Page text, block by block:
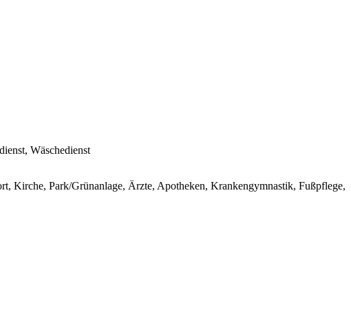
Wäschedienst
Kirche, Park/Grünanlage, Ärzte, Apotheken, Krankengymnastik, Fußpflege,